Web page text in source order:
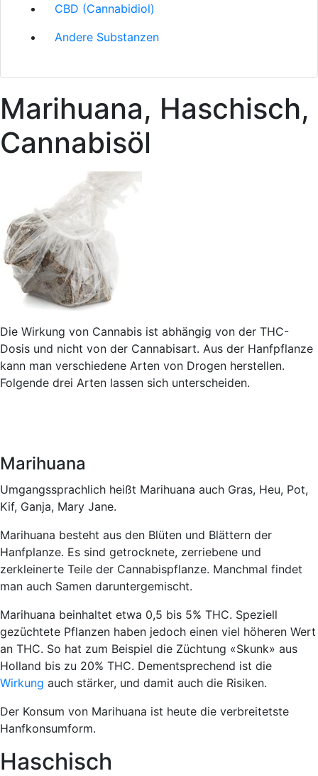
CBD (Cannabidiol)
Andere Substanzen
Marihuana, Haschisch,
Cannabisöl
Die Wirkung von Cannabis ist abhängig von der THC-
Dosis und nicht von der Cannabisart. Aus der Hanfpflanze
kann man verschiedene Arten von Drogen herstellen.
Folgende drei Arten lassen sich unterscheiden.
Marihuana
Umgangssprachlich heißt Marihuana auch Gras, Heu, Pot,
Kif, Ganja, Mary Jane.
Marihuana besteht aus den Blüten und Blättern der
Hanfplanze. Es sind getrocknete, zerriebene und
zerkleinerte Teile der Cannabispflanze. Manchmal findet
man auch Samen daruntergemischt.
Marihuana beinhaltet etwa 0,5 bis 5% THC. Speziell
gezüchtete Pflanzen haben jedoch einen viel höheren Wert
an THC. So hat zum Beispiel die Züchtung «Skunk» aus
Holland bis zu 20% THC. Dementsprechend ist die
Wirkung auch stärker, und damit auch die Risiken.
Der Konsum von Marihuana ist heute die verbreitetste
Hanfkonsumform.
Haschisch